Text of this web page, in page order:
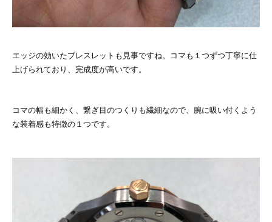
エッジの効いたブレスレットも見事ですね。コマも１つずつ丁寧に仕
上げられており、完成度が高いです。
コマの幅も細かく、繋ぎ目のつくりも繊細なので、腕に吸い付くよう
な装着感も特徴の１つです。